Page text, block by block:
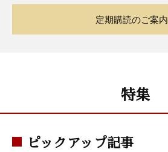
定期購読のご案内
特集
ピックアップ記事